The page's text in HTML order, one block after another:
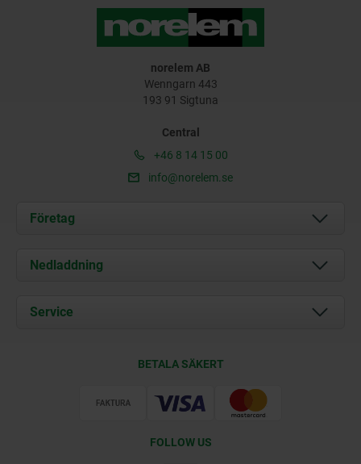
norelem AB
Wenngarn 443
193 91 Sigtuna
Central
+46 8 14 15 00
info@norelem.se
Företag
Om oss
Kontakt
Nedladdning
Documents
Service
BETALA SÄKERT
FOLLOW US